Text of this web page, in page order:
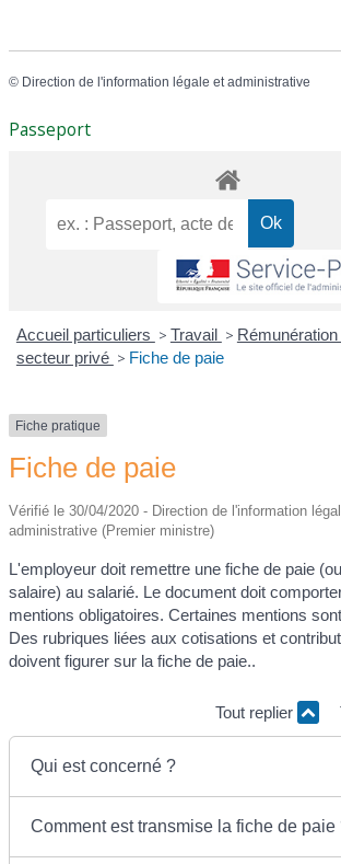
© Direction de l'information légale et administrative
Passeport
Accueil particuliers > Travail >
secteur privé > Fiche de paie
Fiche pratique
Fiche de paie
Vérifié le 30/04/2020 - Direction de l'information
administrative (Premier ministre)
L'employeur doit remettre une fiche de paie
salaire) au salarié. Le document doit
mentions obligatoires. Certaines mentions
Des rubriques liées aux cotisations et
doivent figurer sur la fiche de paie..
Tout replier
Qui est concerné ?
Comment est transmise la fiche de paie